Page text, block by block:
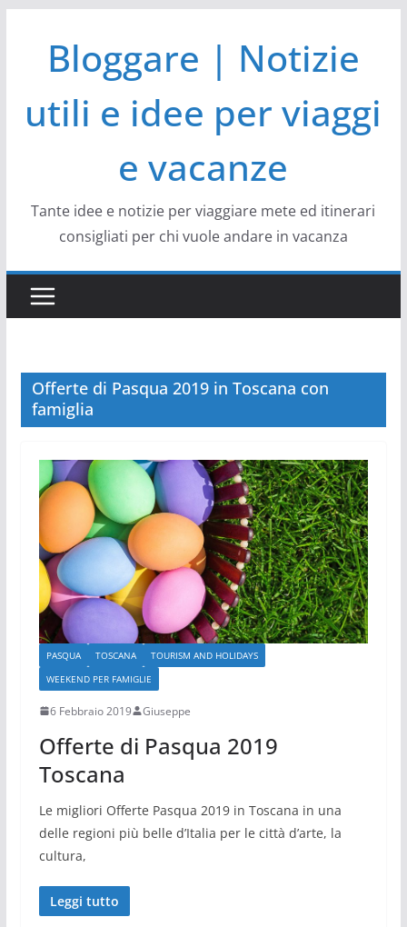
contenutoBloggare | Notizie
utili e idee per viaggi
e vacanze
Tante idee e notizie per viaggiare mete ed itinerari
consigliati per chi vuole andare in vacanza
Offerte di Pasqua 2019 in Toscana con
famiglia
PASQUA TOSCANA
TOURISM AND HOLIDAYS
WEEKEND PER FAMIGLIE
6 Febbraio 2019 Giuseppe
Offerte di Pasqua 2019
Toscana
Le migliori Offerte Pasqua 2019 in Toscana in una
delle regioni più belle d’Italia per le città d’arte, la
cultura,
Leggi tutto